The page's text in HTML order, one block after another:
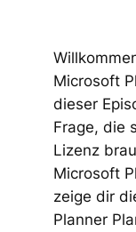
Microsoft
dieser
Frage, die
Lizenz
Microsoft
zeige dir
Planner